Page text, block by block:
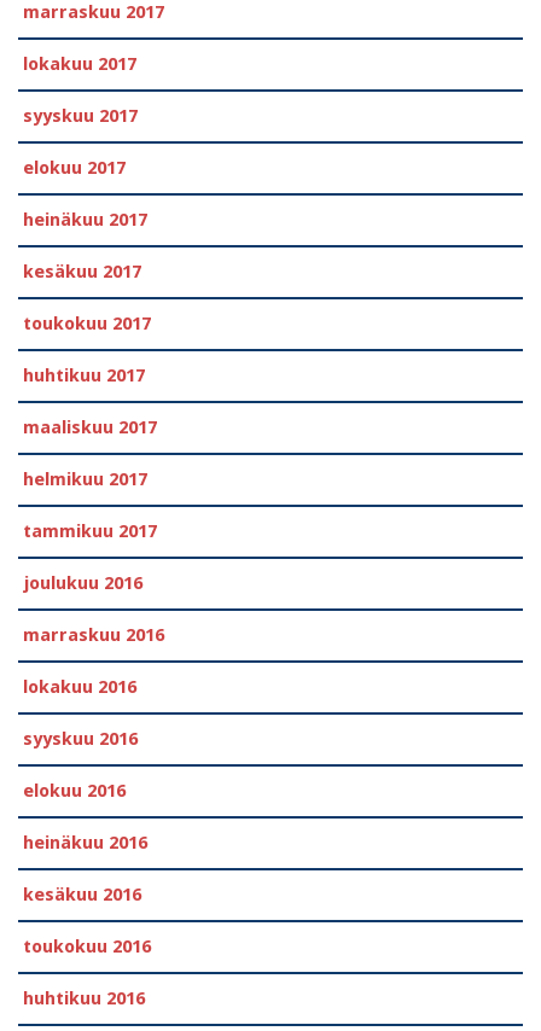
marraskuu 2017
lokakuu 2017
syyskuu 2017
elokuu 2017
heinäkuu 2017
kesäkuu 2017
toukokuu 2017
huhtikuu 2017
maaliskuu 2017
helmikuu 2017
tammikuu 2017
joulukuu 2016
marraskuu 2016
lokakuu 2016
syyskuu 2016
elokuu 2016
heinäkuu 2016
kesäkuu 2016
toukokuu 2016
huhtikuu 2016